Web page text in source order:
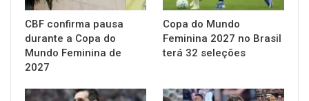
CBF confirma pausa
durante a Copa do
Mundo Feminina de
2027
Copa do Mundo
Feminina 2027 no Brasil
terá 32 seleções